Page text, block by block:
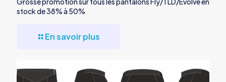
stock de 38% à 50%
En savoir plus